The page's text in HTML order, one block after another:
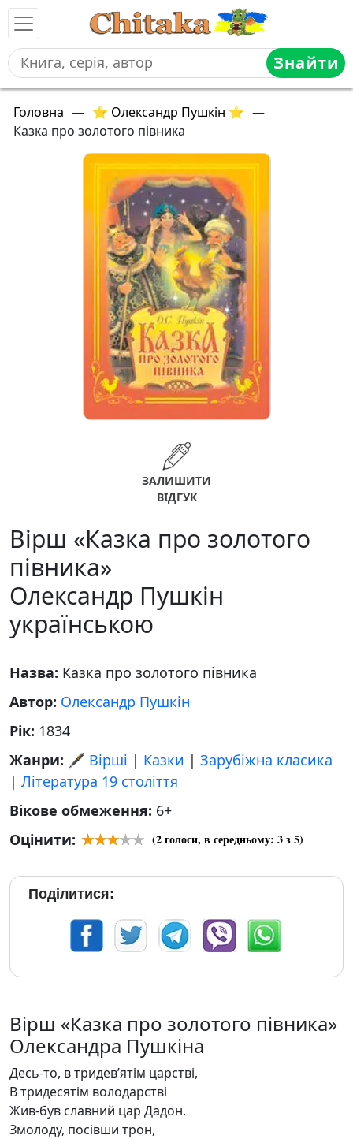
Знайти
Головна — ⭐ Олександр Пушкін ⭐ —
Казка про золотого півника
ЗАЛИШИТИ
ВІДГУК
Вірш «Казка про золотого
півника»
Олександр Пушкін
українською
Назва: Казка про золотого півника
Автор: Олександр Пушкін
Рік: 1834
Жанри: 🖋️ Вірші | Казки | Зарубіжна класика
| Література 19 століття
Вікове обмеження: 6+
Оцінити:
(2голоси, в середньому: 3з 5)
Поділитися:
Вірш «Казка про золотого півника»
Олександра Пушкіна
Десь-то, в тридев’ятім царстві,
В тридесятім володарстві
Жив-був славний цар Дадон.
Змолоду, посівши трон,